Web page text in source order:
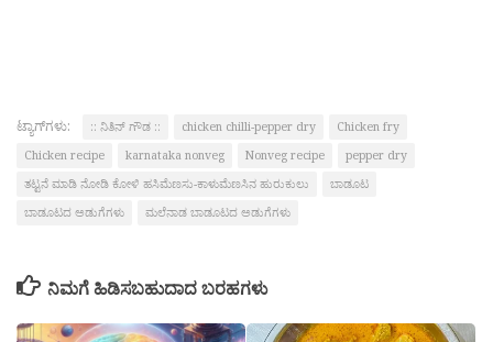
ಟ್ಯಾಗ್‌ಗಳು: :: ನಿತಿನ್ ಗೌಡ :: chicken chilli-pepper dry
Chicken fry
Chicken recipe
karnataka nonveg Nonveg recipe
pepper dry
ತಟ್ಟನೆ ಮಾಡಿ ನೋಡಿ ಕೋಳಿ ಹಸಿಮೆಣಸು-ಕಾಳುಮೆಣಸಿನ ಹುರುಕುಲು
ಬಾಡೂಟ
ಬಾಡೂಟದ ಅಡುಗೆಗಳು
ಮಲೆನಾಡ ಬಾಡೂಟದ ಅಡುಗೆಗಳು
ನಿಮಗೆ ಹಿಡಿಸಬಹುದಾದ ಬರಹಗಳು